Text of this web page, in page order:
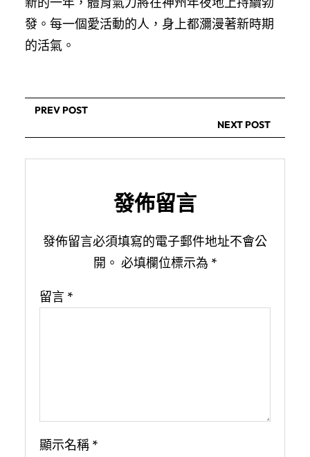
發。每一個愛活動的人，身上都瀰漫著新時期
的活氣。
PREV POST
NEXT POST
發佈留言
發佈留言必須填寫的電子郵件地址不會公
開。 必填欄位標示為 *
留言 *
顯示名稱 *